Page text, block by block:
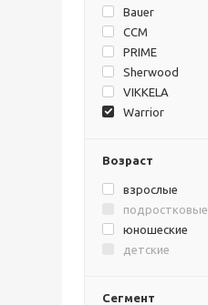
Bauer
CCM
PRIME
Sherwood
VIKKELA
Warrior
Возраст
взрослые
подростковые
юношеские
детские
Сегмент